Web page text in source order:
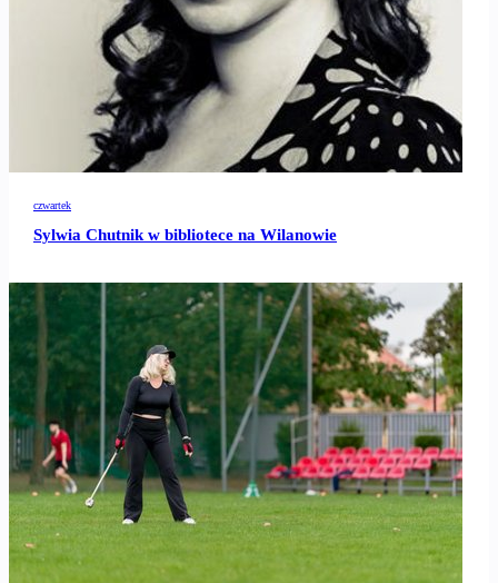
czwartek
Sylwia Chutnik w bibliotece na Wilanowie